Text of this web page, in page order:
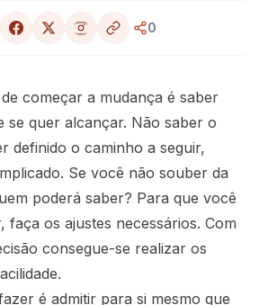
0
começar a mudança é saber
se quer alcançar. Não saber o
definido o caminho a seguir,
Se você não souber da
poderá saber? Para que você
faça os ajustes necessários. Com
consegue-se realizar os
é admitir para si mesmo que